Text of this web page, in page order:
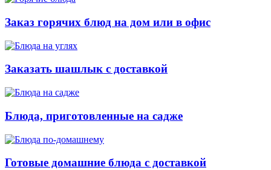
Заказ горячих блюд на дом или в офис
Заказать шашлык с доставкой
Блюда, приготовленные на садже
Готовые домашние блюда с доставкой